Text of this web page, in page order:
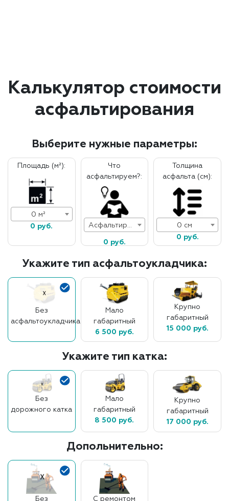
Калькулятор стоимости
асфальтирования
Выберите нужные параметры:
Площадь (м²):
0 м²
0 руб.
Что
асфальтируем?:
0 руб.
Толщина
асфальта (см):
0 см
0 руб.
Укажите тип асфальтоукладчика:
Без
асфальтоукладчика
Мало
габаритный
6 500 руб.
Крупно
габаритный
15 000 руб.
Укажите тип катка:
Без
дорожного катка
Мало
габаритный
8 500 руб.
Крупно
габаритный
17 000 руб.
Допольнительно:
Без С ремонтом